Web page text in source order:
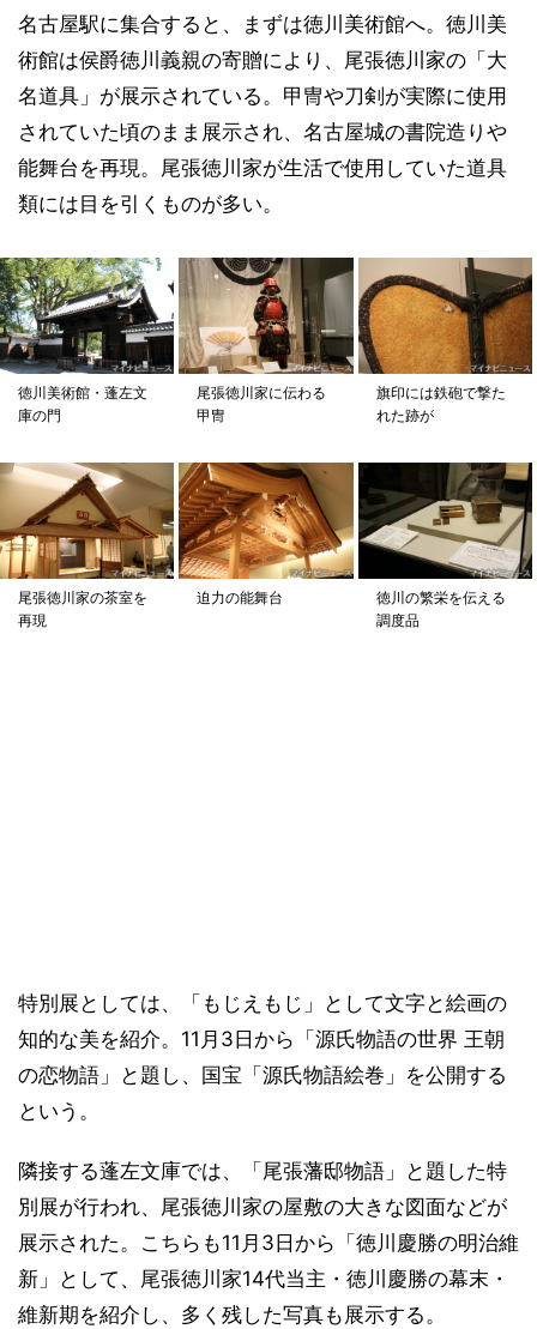
名古屋駅に集合すると、まずは徳川美術館へ。徳川美
術館は侯爵徳川義親の寄贈により、尾張徳川家の「大
名道具」が展示されている。甲冑や刀剣が実際に使用
されていた頃のまま展示され、名古屋城の書院造りや
能舞台を再現。尾張徳川家が生活で使用していた道具
類には目を引くものが多い。
徳川美術館・蓬左文
庫の門
尾張徳川家に伝わる
甲冑
旗印には鉄砲で撃た
れた跡が
尾張徳川家の茶室を
再現
迫力の能舞台
徳川の繁栄を伝える
調度品
特別展としては、「もじえもじ」として文字と絵画の
知的な美を紹介。11月3日から「源氏物語の世界 王朝
の恋物語」と題し、国宝「源氏物語絵巻」を公開する
という。
隣接する蓬左文庫では、「尾張藩邸物語」と題した特
別展が行われ、尾張徳川家の屋敷の大きな図面などが
展示された。こちらも11月3日から「徳川慶勝の明治維
新」として、尾張徳川家14代当主・徳川慶勝の幕末・
維新期を紹介し、多く残した写真も展示する。